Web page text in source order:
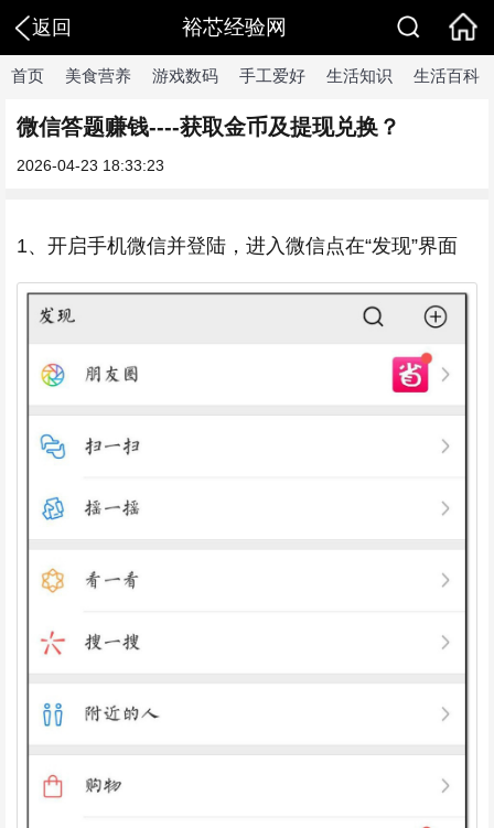
返回 裕芯经验网
首页 美食营养 游戏数码 手工爱好 生活知识 生活百科
微信答题赚钱----获取金币及提现兑换？
2026-04-23 18:33:23
1、开启手机微信并登陆，进入微信点在“发现”界面